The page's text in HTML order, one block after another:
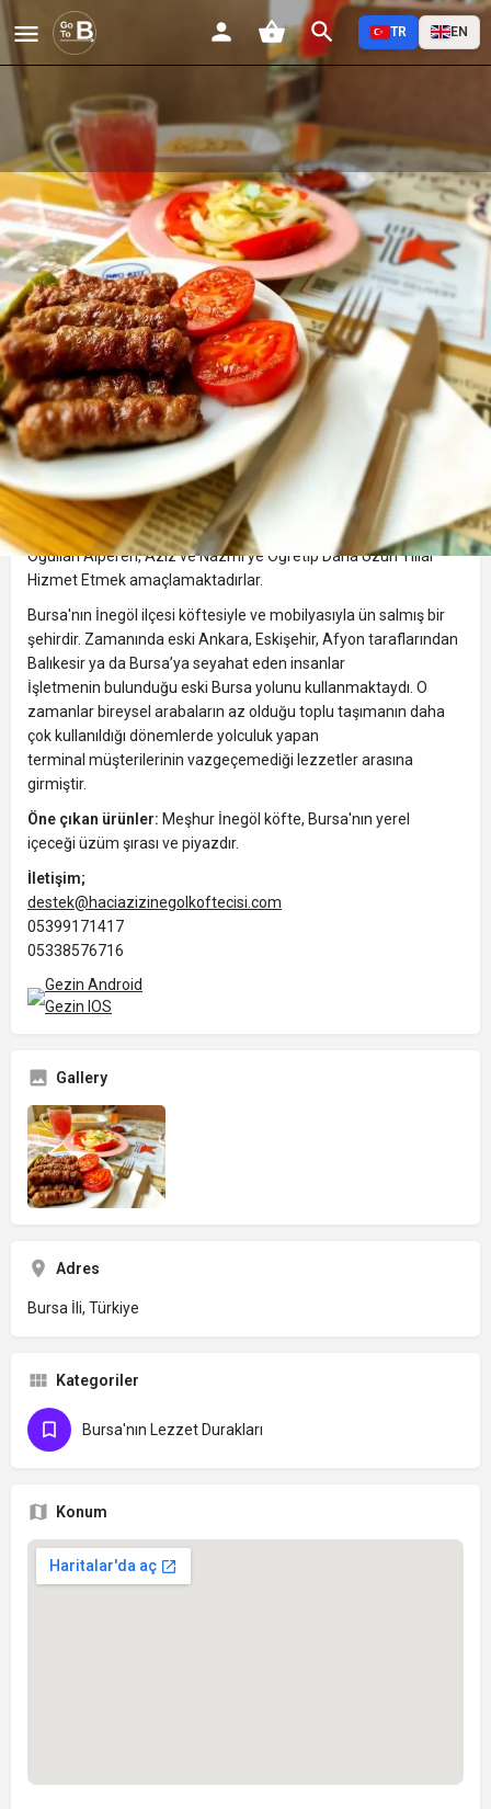
TR EN
Hacı Aziz İnegöl Köftecisi 1934
Profil Yorumlar 0 Etkinlikler 0 Jobs 0
Favorilere Ekle Paylaş Yorum Yap
Açıklama
Hacı Aziz İnegöl Köftecisi 1934
1934 Yılında Kurulan bu Müessese HACI AZİZ ve NAZMİ METE
Tarafından Bu Günlere Getirilmiştir. Günümüzde 2. kuşak
temsilcileri olan Hasan ve Zeki Mete Aynı Sistemi ve Lezzeti
Oğulları Alperen, Aziz ve Nazmi’ye Öğretip Daha Uzun Yıllar
Hizmet Etmek amaçlamaktadırlar.
Bursa'nın İnegöl ilçesi köftesiyle ve mobilyasıyla ün salmış bir
şehirdir. Zamanında eski Ankara, Eskişehir, Afyon taraflarından
Balıkesir ya da Bursa’ya seyahat eden insanlar
İşletmenin bulunduğu eski Bursa yolunu kullanmaktaydı. O
zamanlar bireysel arabaların az olduğu toplu taşımanın daha
çok kullanıldığı dönemlerde yolculuk yapan
terminal müşterilerinin vazgeçemediği lezzetler arasına
girmiştir.
Öne çıkan ürünler: Meşhur İnegöl köfte, Bursa'nın yerel
içeceği üzüm şırası ve piyazdır.
İletişim;
destek@haciazizinegolkoftecisi.com
05399171417
05338576716
Gezin Android
Gezin IOS
Gallery
Adres
Bursa İli, Türkiye
Kategoriler
Bursa'nın Lezzet Durakları
Konum